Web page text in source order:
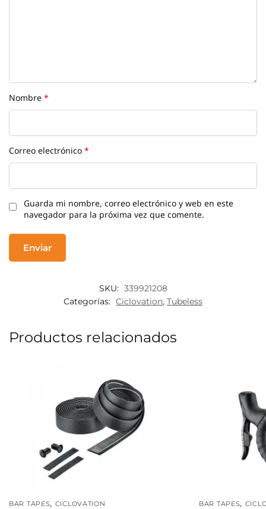
Nombre*
Correo electrónico*
Guarda mi nombre, correo electrónico y web en este
navegador para la próxima vez que comente.
SKU: 339921208
Categorías: Ciclovation, Tubeless
Productos relacionados
BAR TAPES, CICLOVATION BAR TAPES,